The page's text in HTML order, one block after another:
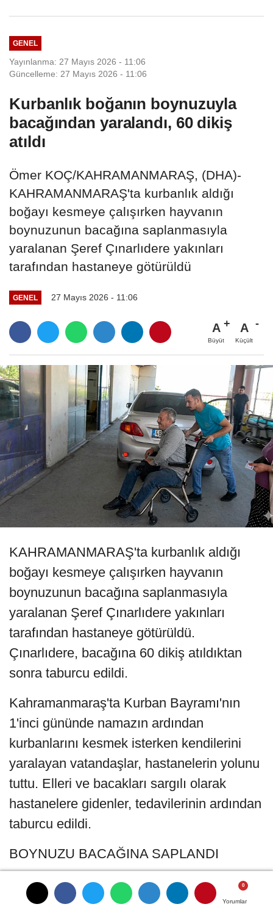
Yorumlar
Yorumlar
Yorumlar
GENEL
Yayınlanma: 27 Mayıs 2026 - 11:06
Güncelleme: 27 Mayıs 2026 - 11:06
Kurbanlık boğanın boynuzuyla
bacağından yaralandı, 60 dikiş
atıldı
Ömer KOÇ/KAHRAMANMARAŞ, (DHA)-
KAHRAMANMARAŞ'ta kurbanlık aldığı
boğayı kesmeye çalışırken hayvanın
boynuzunun bacağına saplanmasıyla
yaralanan Şeref Çınarlıdere yakınları
tarafından hastaneye götürüldü
GENEL 27 Mayıs 2026 - 11:06
Yorumlar
A
Büyüt
A
Küçült
KAHRAMANMARAŞ'ta kurbanlık aldığı
boğayı kesmeye çalışırken hayvanın
boynuzunun bacağına saplanmasıyla
yaralanan Şeref Çınarlıdere yakınları
tarafından hastaneye götürüldü.
Çınarlıdere, bacağına 60 dikiş atıldıktan
sonra taburcu edildi.
Kahramanmaraş'ta Kurban Bayramı'nın
1'inci gününde namazın ardından
kurbanlarını kesmek isterken kendilerini
yaralayan vatandaşlar, hastanelerin yolunu
tuttu. Elleri ve bacakları sargılı olarak
hastanelere gidenler, tedavilerinin ardından
taburcu edildi.
BOYNUZU BACAĞINA SAPLANDI
Necip Fazıl Şehir Hastanesi Yörük Selim
Ek Hizmet Binası'na gelen kurban